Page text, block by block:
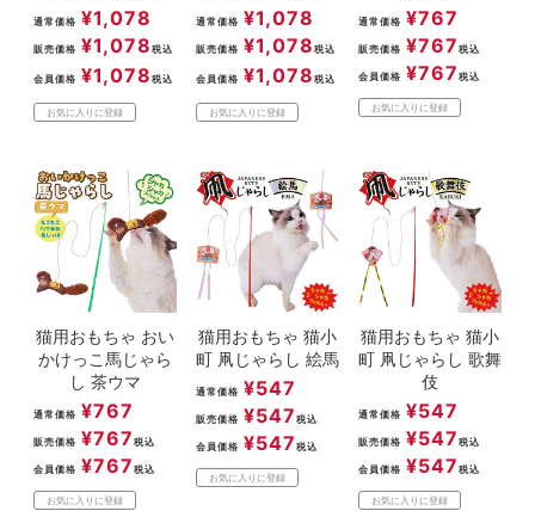
通常価格 ¥1,078
販売価格 ¥1,078 税込
会員価格 ¥1,078 税込
お気に入りに登録
通常価格 ¥1,078
販売価格 ¥1,078 税込
会員価格 ¥1,078 税込
お気に入りに登録
通常価格 ¥767
販売価格 ¥767 税込
会員価格 ¥767 税込
お気に入りに登録
猫用おもちゃ おい
かけっこ馬じゃら
し 茶ウマ
通常価格 ¥767
販売価格 ¥767 税込
会員価格 ¥767 税込
お気に入りに登録
猫用おもちゃ 猫小
町 凧じゃらし 絵馬
通常価格 ¥547
販売価格 ¥547 税込
会員価格 ¥547 税込
お気に入りに登録
猫用おもちゃ 猫小
町 凧じゃらし 歌舞
伎
通常価格 ¥547
販売価格 ¥547 税込
会員価格 ¥547 税込
お気に入りに登録